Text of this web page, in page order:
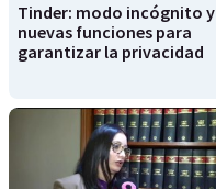
Tinder: modo incógnito y
nuevas funciones para
garantizar la privacidad